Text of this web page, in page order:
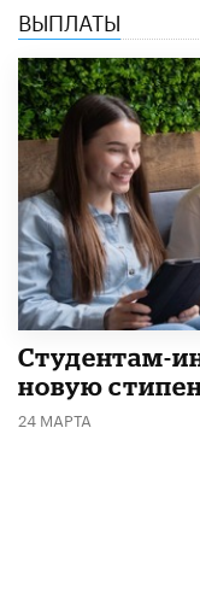
ВЫПЛАТЫ
Студентам-
новую
24 МАРТА